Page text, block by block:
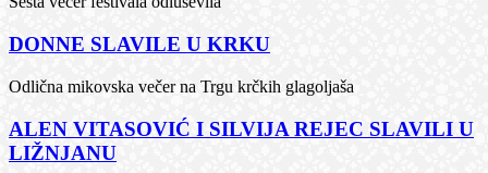
DONNE SLAVILE U KRKU
Odlična mikovska večer na Trgu krčkih glagoljaša
ALEN VITASOVIĆ I SILVIJA REJEC SLAVILI U
LIŽNJANU